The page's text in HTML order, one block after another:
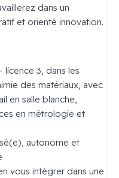
dans un
et orienté innovation.
licence 3, dans les
des matériaux, avec
en salle blanche,
en métrologie et
autonome et
vous intégrer dans une